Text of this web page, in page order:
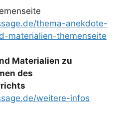
thema-anekdote-
materialien-themenseite
Materialien zu
des
weitere-infos